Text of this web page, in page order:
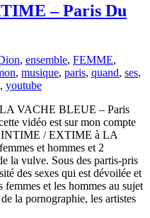
– Paris Du
, ensemble, FEMME,
, musique, paris, quand, ses,
, youtube
VACHE BLEUE – Paris
vidéo est sur mon compte
INTIME / EXTIME à LA
et hommes et 2
la vulve. Sous des partis-pris
des sexes qui est dévoilée et
et les hommes au sujet
la pornographie, les artistes